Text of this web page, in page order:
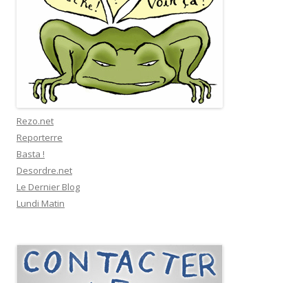
Rezo.net
Reporterre
Basta !
Desordre.net
Le Dernier Blog
Lundi Matin